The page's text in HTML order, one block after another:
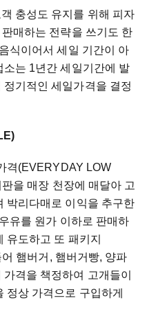
충성도 유지를 위해 피자
매하는 전략을 쓰기도 한
식이어서 세일 기간이 아
는 1년간 세일기간에 발
기적인 세일가격을 결정
격(EVERYDAY LOW
을 매장 천장에 매달아 고
박리다매로 이익을 추구한
유를 원가 이하로 판매하
유도하고 또 패키지
햄버거, 햄버거빵, 양파
격을 책정하여 고개들이
정상 가격으로 구입하게